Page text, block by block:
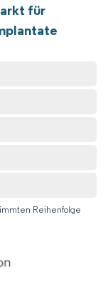
für
Reihenfolge